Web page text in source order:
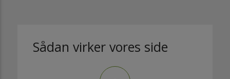
Sådan virker vores side